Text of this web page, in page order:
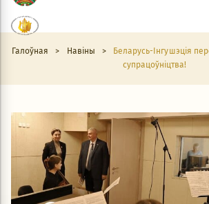
Галоўная > Навіны >
Беларусь-Інгушэція
супрацоўніцтва!